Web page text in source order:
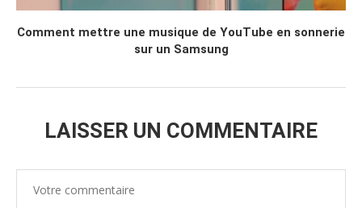
Comment mettre une musique de YouTube en sonnerie
sur un Samsung
LAISSER UN COMMENTAIRE